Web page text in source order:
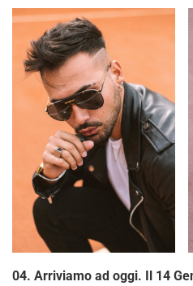
04. Arriviamo ad oggi. Il 14